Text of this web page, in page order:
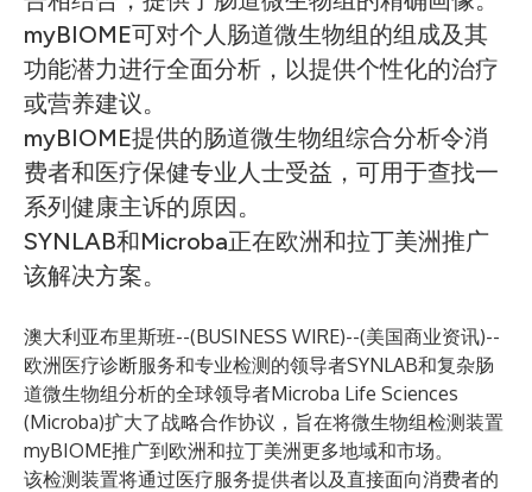
myBIOME可对个人肠道微生物组的组成及其
功能潜力进行全面分析，以提供个性化的治疗
或营养建议。
myBIOME提供的肠道微生物组综合分析令消
费者和医疗保健专业人士受益，可用于查找一
系列健康主诉的原因。
SYNLAB和Microba正在欧洲和拉丁美洲推广
该解决方案。
澳大利亚布里斯班--(BUSINESS WIRE)--(美国商业资讯)--
欧洲医疗诊断服务和专业检测的领导者SYNLAB和复杂肠
道微生物组分析的全球领导者Microba Life Sciences
(Microba)扩大了战略合作协议，旨在将微生物组检测装置
myBIOME推广到欧洲和拉丁美洲更多地域和市场。
该检测装置将通过医疗服务提供者以及直接面向消费者的